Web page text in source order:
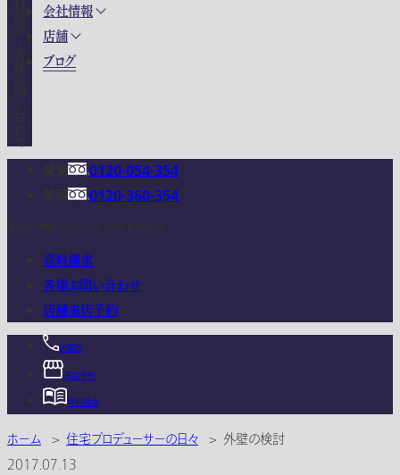
会社情報
店舗
ブログ
0120-054-354
0120-360-354
資料請求
各種お問い合わせ
店舗来店予約
お電話
来店予約
資料請求
ホーム > 住宅プロデューサーの日々 > 外壁の検討
2017.07.13